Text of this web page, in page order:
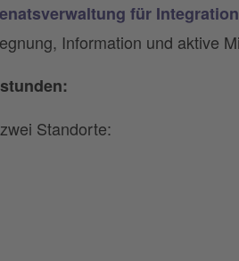
für
Information und aktive
Standorte: